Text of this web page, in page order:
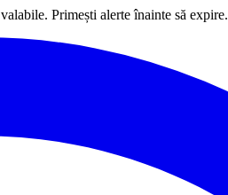
valabile. Primești alerte înainte să expire.